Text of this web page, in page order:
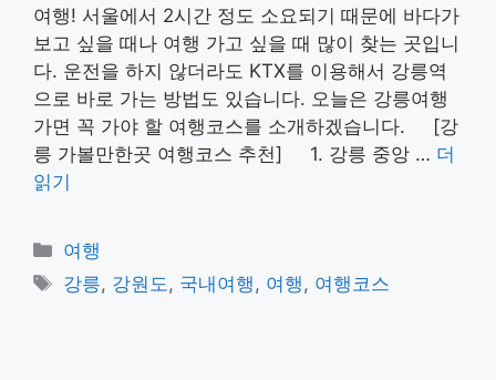
여행! 서울에서 2시간 정도 소요되기 때문에 바다가
보고 싶을 때나 여행 가고 싶을 때 많이 찾는 곳입니
다. 운전을 하지 않더라도 KTX를 이용해서 강릉역
으로 바로 가는 방법도 있습니다. 오늘은 강릉여행
가면 꼭 가야 할 여행코스를 소개하겠습니다. [강
릉 가볼만한곳 여행코스 추천] 1. 강릉 중앙 … 더
읽기
카
테
고
여행
태
강릉, 강원도 , 국내여행 , 여행 , 여행코스